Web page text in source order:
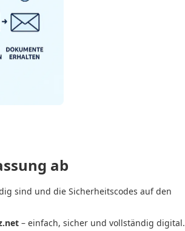
ab
sind und die Sicherheitscodes auf den
– einfach, sicher und vollständig digital.